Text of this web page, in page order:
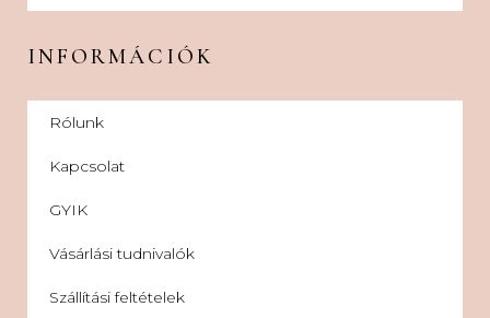
INFORMÁCIÓK
Rólunk
Kapcsolat
GYIK
Vásárlási tudnivalók
Szállítási feltételek